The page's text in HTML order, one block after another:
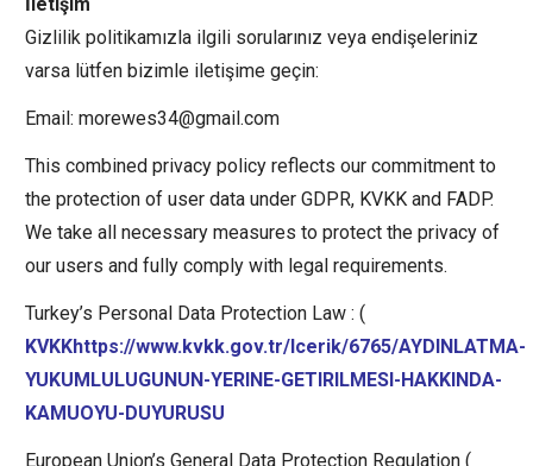
Gizlilik politikamızla ilgili sorularınız veya endişeleriniz
varsa lütfen bizimle iletişime geçin:
Email: morewes34@gmail.com
This combined privacy policy reflects our commitment to
the protection of user data under GDPR, KVKK and FADP.
We take all necessary measures to protect the privacy of
our users and fully comply with legal requirements.
Turkey’s Personal Data Protection Law : (
KVKKhttps://www.kvkk.gov.tr/Icerik/6765/AYDINLATMA-
YUKUMLULUGUNUN-YERINE-GETIRILMESI-HAKKINDA-
KAMUOYU-DUYURUSU
European Union’s General Data Protection Regulation (